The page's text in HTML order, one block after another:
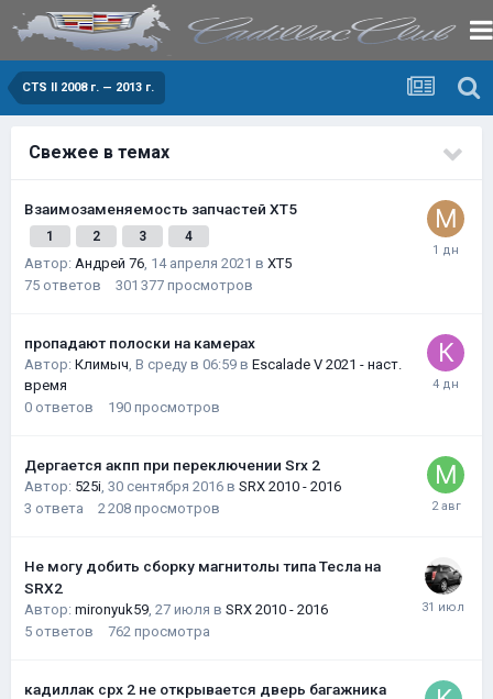
CTS II 2008 г. — 2013 г.
Свежее в темах
Взаимозаменяемость запчастей XT5
1 2 3 4
Автор: Андрей 76, 14 апреля 2021 в XT5
75 ответов 301 377 просмотров
пропадают полоски на камерах
Автор: Климыч, В среду в 06:59 в Escalade V 2021 - наст.
время
0 ответов 190 просмотров
Дергается акпп при переключении Srx 2
Автор: 525i, 30 сентября 2016 в SRX 2010 - 2016
3 ответа 2 208 просмотров
Не могу добить сборку магнитолы типа Тесла на
SRX2
Автор: mironyuk59, 27 июля в SRX 2010 - 2016
5 ответов 762 просмотра
кадиллак срх 2 не открывается дверь багажника